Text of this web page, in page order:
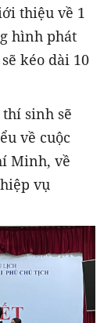
thiệu về 1
hình phát
kéo dài 10
sinh sẽ
về cuộc
Minh, về
vụ